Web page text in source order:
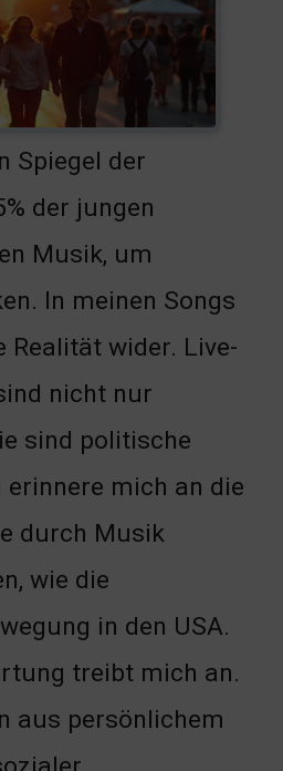
Spiegel der
der jungen
Musik, um
In meinen Songs
Realität wider. Live-
nicht nur
sind politische
mich an die
durch Musik
wie die
in den USA.
treibt mich an.
aus persönlichem